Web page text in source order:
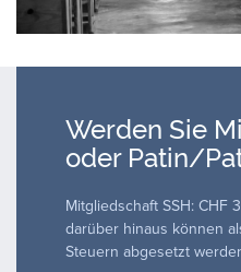
Werden Sie
oder Patin/
Mitgliedschaft SSH: CHF
darüber hinaus können
Steuern abgesetzt